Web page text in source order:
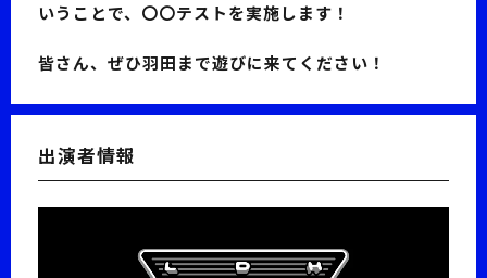
いうことで、〇〇テストを実施します！
皆さん、ぜひ羽田まで遊びに来てください！
出演者情報